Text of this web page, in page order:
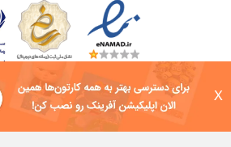
X
کلیه حقوق این سایت به شرکت توسعه فناوی هفت